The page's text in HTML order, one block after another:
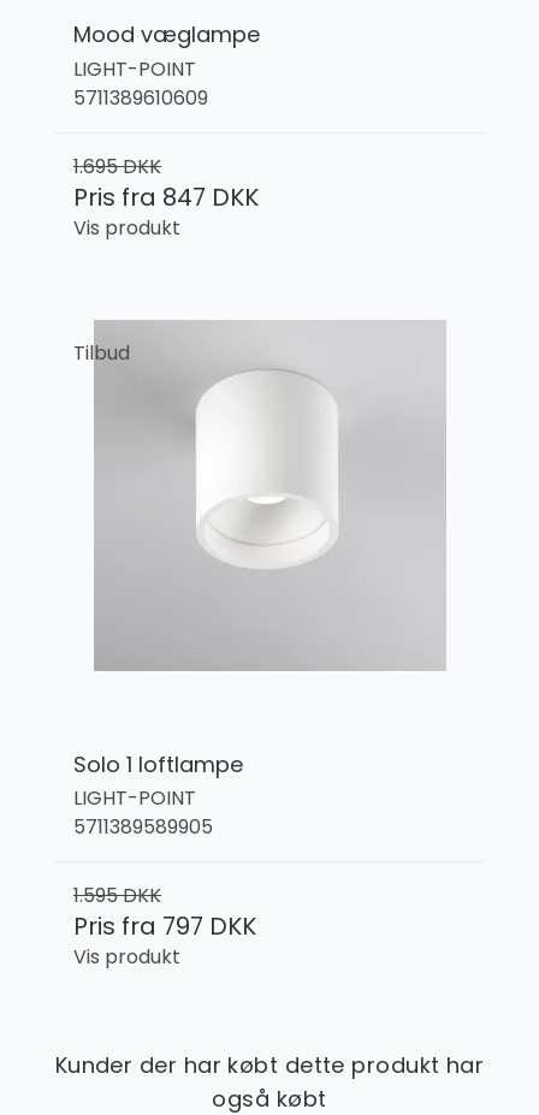
Mood væglampe
LIGHT-POINT
5711389610609
1.695 DKK
Pris fra 847 DKK
Vis produkt
Tilbud
Solo 1 loftlampe
LIGHT-POINT
5711389589905
1.595 DKK
Pris fra 797 DKK
Vis produkt
Kunder der har købt dette produkt har
også købt